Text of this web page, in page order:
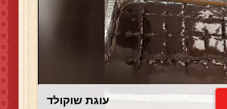
עוגת שוקולד